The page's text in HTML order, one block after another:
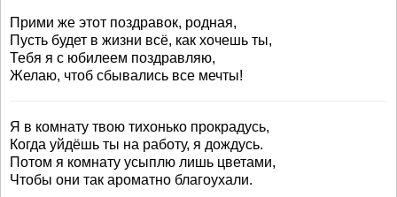
Прими же этот поздравок, родная,
Пусть будет в жизни всё, как хочешь ты,
Тебя я с юбилеем поздравляю,
Желаю, чтоб сбывались все мечты!
Я в комнату твою тихонько прокрадусь,
Когда уйдёшь ты на работу, я дождусь.
Потом я комнату усыплю лишь цветами,
Чтобы они так ароматно благоухали.